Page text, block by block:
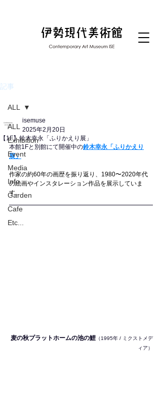
記事
ALL
Exhibition
Event
Media
Info.
Garden
Cafe
Etc...
ALL
【1F】鈴木幸永「ふりかえり展」
isemuse
2025年2月20日
本館1Fと別館にて開催中の鈴木幸永「ふりかえり
展」
作家の約60年の画歴を振り返り、1980〜2020年代
の絵画やインスタレーション作品を展示していま
す。
麦の秋プラットホームの池の鯉 （1995年 / ミクストメデ
ィア）